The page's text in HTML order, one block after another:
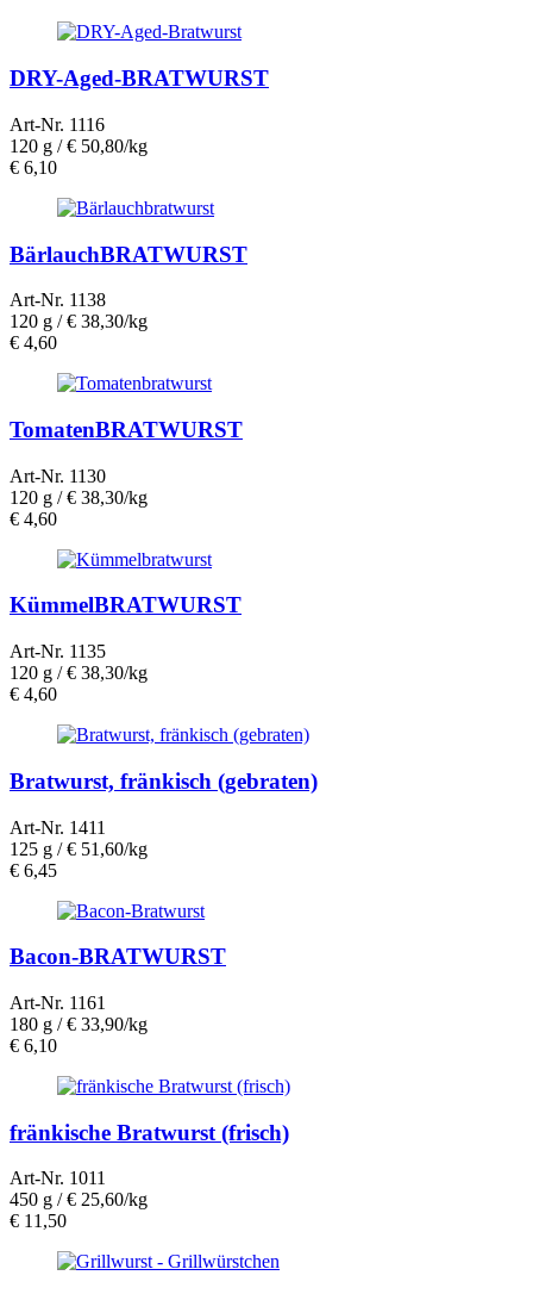
DRY-Aged-BRATWURST
Art-Nr. 1116
120 g /€ 50,80/kg
€ 6,10
BärlauchBRATWURST
Art-Nr. 1138
120 g /€ 38,30/kg
€ 4,60
TomatenBRATWURST
Art-Nr. 1130
120 g /€ 38,30/kg
€ 4,60
KümmelBRATWURST
Art-Nr. 1135
120 g /€ 38,30/kg
€ 4,60
Bratwurst, fränkisch (gebraten)
Art-Nr. 1411
125 g /€ 51,60/kg
€ 6,45
Bacon-BRATWURST
Art-Nr. 1161
180 g /€ 33,90/kg
€ 6,10
fränkische Bratwurst (frisch)
Art-Nr. 1011
450 g /€ 25,60/kg
€ 11,50